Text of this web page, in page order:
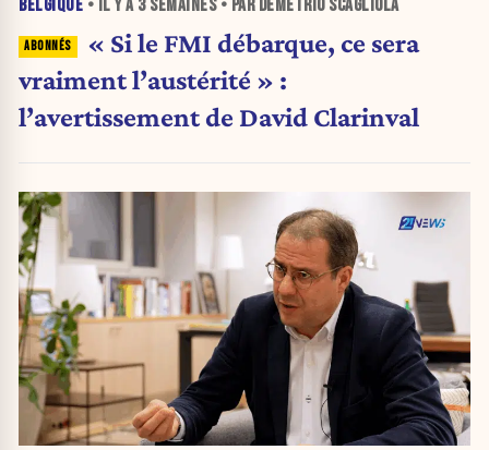
BELGIQUE • IL Y A 3 SEMAINES• PAR DEMETRIO SCAGLIOLA
« Si le FMI débarque, ce sera
vraiment l’austérité » :
l’avertissement de David Clarinval